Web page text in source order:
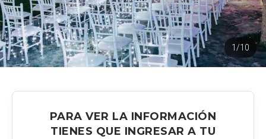
1/10
PARA VER LA INFORMACIÓN
TIENES QUE INGRESAR A TU